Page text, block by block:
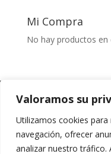
Valoramos su
Utilizamos cookies
navegación, ofrecer
analizar nuestro tráfico.
Mi Compra
No hay productos en
Garantia y
Política de